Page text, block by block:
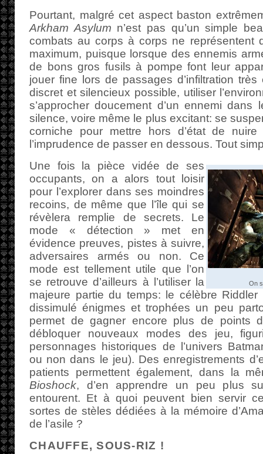
Pourtant, malgré cet aspect baston
Arkham Asylum n’est pas qu’un simple
combats au corps à corps ne représentent
maximum, puisque lorsque des ennemis
de bons gros fusils à pompe font leur
jouer fine lors de passages d’infiltration
discret et silencieux possible, utiliser
s’approcher doucement d’un ennemi dans
silence, voire même le plus excitant: se
corniche pour mettre hors d’état de
l’imprudence de passer en dessous. Tout
On
Une fois la pièce vidée de ses
occupants, on a alors tout loisir
pour l’explorer dans ses moindres
recoins, de même que l’île qui se
révèlera remplie de secrets. Le
mode « détection » met en
évidence preuves, pistes à suivre,
adversaires armés ou non. Ce
mode est tellement utile que l’on
se retrouve d’ailleurs à l’utiliser la
majeure partie du temps: le célèbre
dissimulé énigmes et trophées un peu
permet de gagner encore plus de points
débloquer nouveaux modes des jeu,
personnages historiques de l’univers
ou non dans le jeu). Des enregistrements
patients permettent également, dans la
Bioshock, d’en apprendre un peu plus
entourent. Et à quoi peuvent bien servir
sortes de stèles dédiées à la mémoire
de l’asile ?
CHAUFFE, SOUS-RIZ !